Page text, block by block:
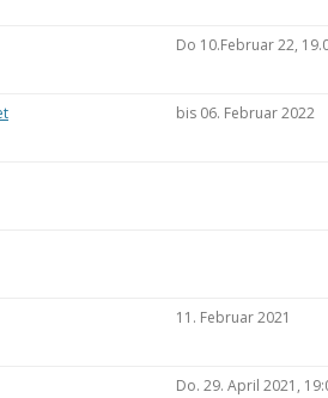
Do 10.Februar 22,
bis 06. Februar 2022
11. Februar 2021
Do. 29. April 2021,